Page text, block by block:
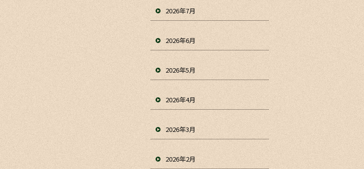
2026年7月
2026年6月
2026年5月
2026年4月
2026年3月
2026年2月